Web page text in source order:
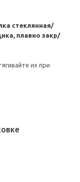
стеклянная/
плавно закр/
их при